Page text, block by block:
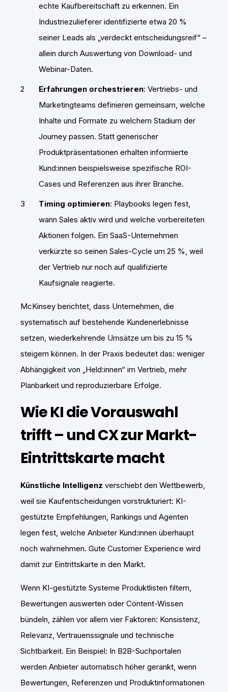
echte Kaufbereitschaft zu erkennen. Ein
Industriezulieferer identifizierte etwa 20 %
seiner Leads als „verdeckt entscheidungsreif“ –
allein durch Auswertung von Download- und
Webinar-Daten.
Erfahrungen orchestrieren: Vertriebs- und
Marketingteams definieren gemeinsam, welche
Inhalte und Formate zu welchem Stadium der
Journey passen. Statt generischer
Produktpräsentationen erhalten informierte
Kund:innen beispielsweise spezifische ROI-
Cases und Referenzen aus ihrer Branche.
Timing optimieren: Playbooks legen fest,
wann Sales aktiv wird und welche vorbereiteten
Aktionen folgen. Ein SaaS-Unternehmen
verkürzte so seinen Sales-Cycle um 25 %, weil
der Vertrieb nur noch auf qualifizierte
Kaufsignale reagierte.
McKinsey berichtet, dass Unternehmen, die
systematisch auf bestehende Kundenerlebnisse
setzen, wiederkehrende Umsätze um bis zu 15 %
steigern können. In der Praxis bedeutet das: weniger
Abhängigkeit von „Held:innen“ im Vertrieb, mehr
Planbarkeit und reproduzierbare Erfolge.
Wie KI die Vorauswahl
trifft – und CX zur Markt-
Eintrittskarte macht
Künstliche Intelligenz verschiebt den Wettbewerb,
weil sie Kaufentscheidungen vorstrukturiert: KI-
gestützte Empfehlungen, Rankings und Agenten
legen fest, welche Anbieter Kund:innen überhaupt
noch wahrnehmen. Gute Customer Experience wird
damit zur Eintrittskarte in den Markt.
Wenn KI-gestützte Systeme Produktlisten filtern,
Bewertungen auswerten oder Content-Wissen
bündeln, zählen vor allem vier Faktoren: Konsistenz,
Relevanz, Vertrauenssignale und technische
Sichtbarkeit. Ein Beispiel: In B2B-Suchportalen
werden Anbieter automatisch höher gerankt, wenn
Bewertungen, Referenzen und Produktinformationen